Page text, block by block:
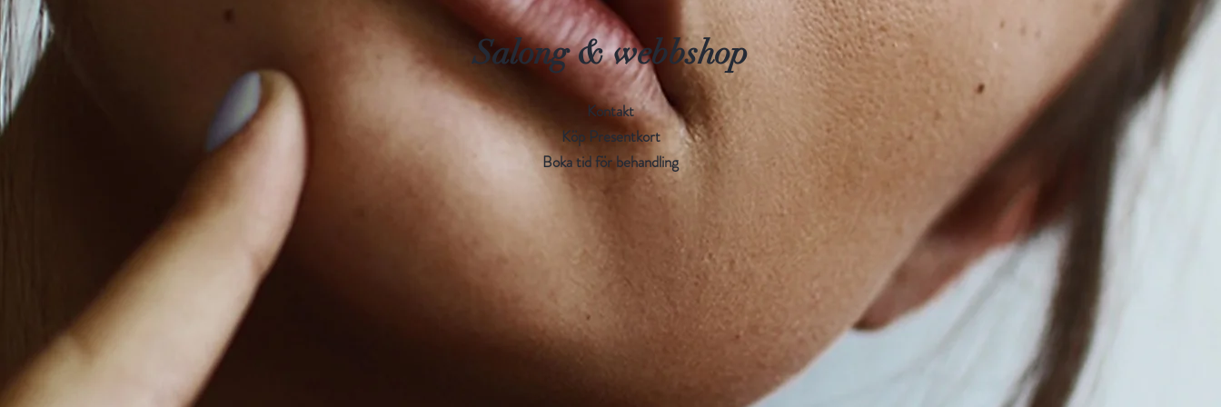
Cloprostenate, Myristoyl Pentapeptide-
17, Panthenol, Polygonum Cuspidatum
Root Extract, Rosmarinus Officinalis Leaf
Extract, Scutellaria Baicalensis Root
Extract, Tocopherol, Xanthan Gum,
Benzoic Acid, Phenoxyethanol, Sodium
Benzoate.
Salong & webbshop
Kontakt
Köp Presentkort
Boka tid för behandling